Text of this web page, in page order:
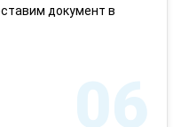
документ в
06